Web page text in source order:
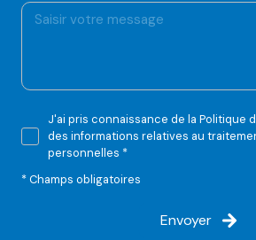
J'ai pris connaissance de la Politique
des informations relatives au
personnelles *
* Champs obligatoires
Envoyer